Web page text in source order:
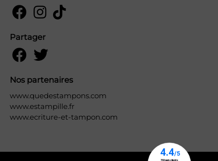
Partager
Nos partenaires
www.quedestampons.com
www.estampille.fr
www.ecriture-et-tampon.com